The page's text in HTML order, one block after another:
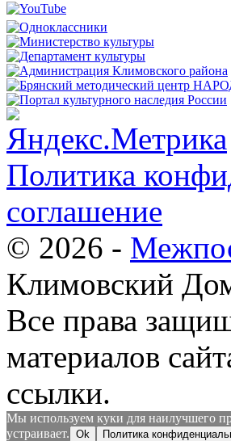
Политика
соглашение
© 2026 -
Климовский
Все права
материалов
ссылки.
Мы используем куки для наилучшего
устраивает. Ok Политика